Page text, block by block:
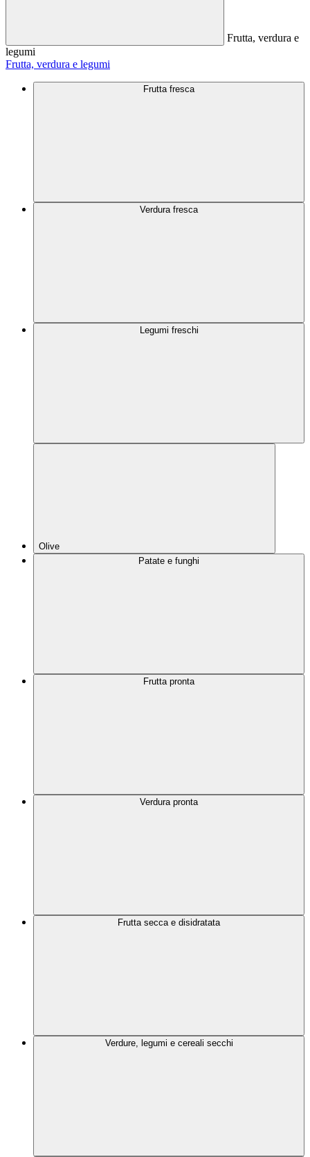
Frutta, verdura e
legumi
Frutta, verdura e legumi
Frutta fresca
Verdura fresca
Legumi freschi
Olive
Patate e funghi
Frutta pronta
Verdura pronta
Frutta secca e disidratata
Verdure, legumi e cereali secchi